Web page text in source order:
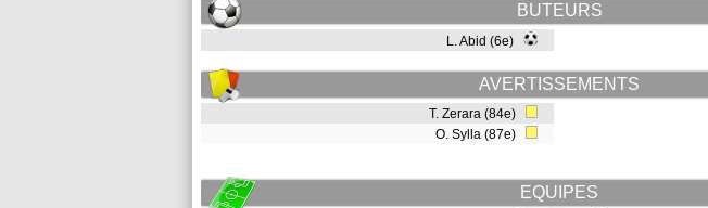
BUTEURS
L. Abid (6e)
AVERTISSEMENTS
T. Zerara (84e)
O. Sylla (87e)
EQUIPES